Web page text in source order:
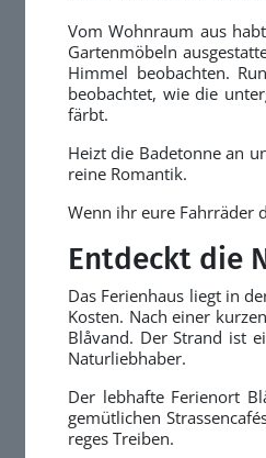
Vom Wohnraum aus
Gartenmöbeln
Himmel beobachten.
beobachtet, wie die
färbt.
Heizt die Badetonne an
reine Romantik.
Wenn ihr eure Fahrräder
Entdeckt die
Das Ferienhaus liegt in
Kosten. Nach einer
Blåvand. Der Strand ist
Naturliebhaber.
Der lebhafte Ferienort
gemütlichen
reges Treiben.